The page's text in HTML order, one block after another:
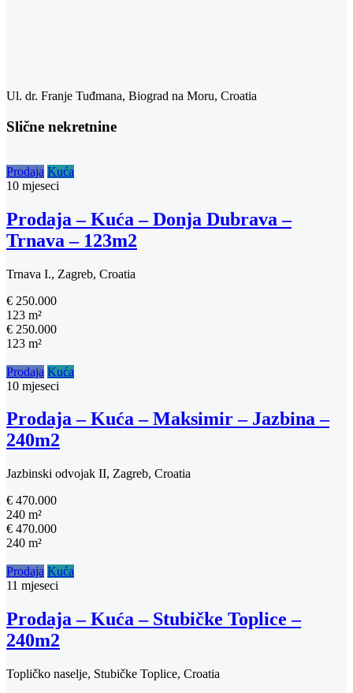
Ul. dr. Franje Tuđmana, Biograd na Moru, Croatia
Slične nekretnine
Prodaja Kuća
10 mjeseci
Prodaja – Kuća – Donja Dubrava –
Trnava – 123m2
Trnava I., Zagreb, Croatia
€ 250.000
123 m²
€ 250.000
123 m²
Prodaja Kuća
10 mjeseci
Prodaja – Kuća – Maksimir – Jazbina –
240m2
Jazbinski odvojak II, Zagreb, Croatia
€ 470.000
240 m²
€ 470.000
240 m²
Prodaja Kuća
11 mjeseci
Prodaja – Kuća – Stubičke Toplice –
240m2
Topličko naselje, Stubičke Toplice, Croatia